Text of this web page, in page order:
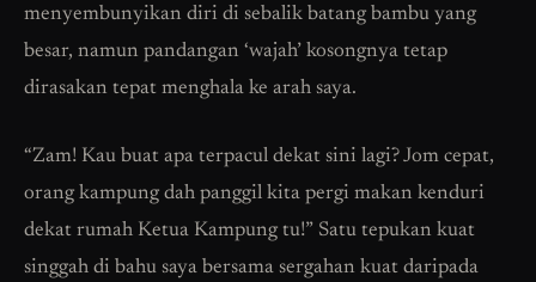
menyembunyikan diri di sebalik batang bambu yang
besar, namun pandangan ‘wajah’ kosongnya tetap
dirasakan tepat menghala ke arah saya.
“Zam! Kau buat apa terpacul dekat sini lagi? Jom cepat,
orang kampung dah panggil kita pergi makan kenduri
dekat rumah Ketua Kampung tu!” Satu tepukan kuat
singgah di bahu saya bersama sergahan kuat daripada